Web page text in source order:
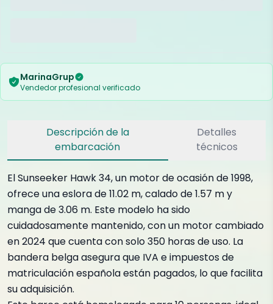
MarinaGrup
Vendedor profesional verificado
Descripción de la
embarcación
Detalles
técnicos
El Sunseeker Hawk 34, un motor de ocasión de 1998,
ofrece una eslora de 11.02 m, calado de 1.57 m y
manga de 3.06 m. Este modelo ha sido
cuidadosamente mantenido, con un motor cambiado
en 2024 que cuenta con solo 350 horas de uso. La
bandera belga asegura que IVA e impuestos de
matriculación española están pagados, lo que facilita
su adquisición.